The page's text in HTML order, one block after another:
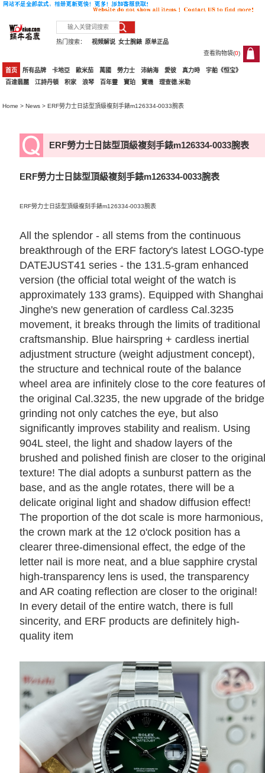
热门搜索： 原单正品
女士腕錶
视频解说
查看购物袋(0)
0
首页 所有品牌 卡地亞 歐米茄 萬國 勞力士 沛納海 愛彼 真力時
宇舶《恒宝》
百達翡麗
江詩丹頓 积家 浪琴 百年靈 寶珀 寶璣 理查德.米勒
Home >News > ERF勞力士日誌型頂級複刻手錶m126334-0033腕表
ERF勞力士日誌型頂級複刻手錶m126334-0033腕表
ERF勞力士日誌型頂級複刻手錶m126334-0033腕表
ERF勞力士日誌型頂級複刻手錶m126334-0033腕表
All the splendor - all stems from the continuous
breakthrough of the ERF factory's latest LOGO-type
DATEJUST41 series - the 131.5-gram enhanced
version (the official total weight of the watch is
approximately 133 grams). Equipped with Shanghai
Jinghe's new generation of cardless Cal.3235
movement, it breaks through the limits of traditional
craftsmanship. Blue hairspring + cardless inertial
adjustment structure (weight adjustment concept),
the structure and technical route of the balance
wheel area are infinitely close to the core features
the original Cal.3235, the new upgrade of the bridge
grinding not only catches the eye, but also
significantly improves stability and realism. Using
904L steel, the light and shadow layers of the
brushed and polished finish are closer to the
texture! The dial adopts a sunburst pattern as the
base, and as the angle rotates, there will be a
delicate original light and shadow diffusion effect!
The proportion of the dot scale is more harmonious,
the crown mark at the 12 o'clock position has a
clearer three-dimensional effect, the edge of the
letter nail is more neat, and a blue sapphire crystal
high-transparency lens is used, the transparency
and AR coating reflection are closer to the original!
In every detail of the entire watch, there is full
sincerity, and ERF products are definitely high-
quality item